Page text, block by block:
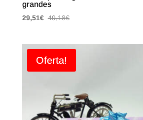
grandes
29,51€ 49,18€
Oferta!